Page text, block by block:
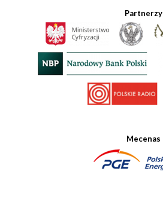
Partnerzy
Mecenas